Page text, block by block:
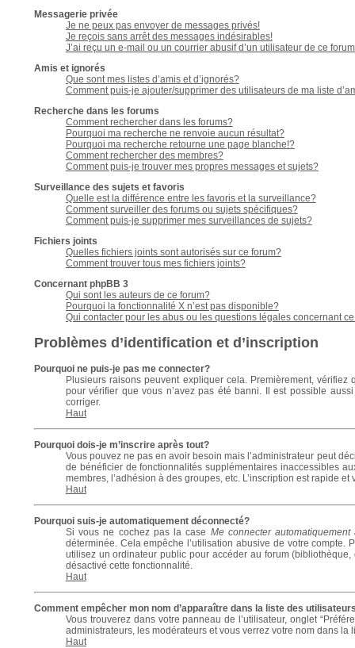
Messagerie privée
Je ne peux pas envoyer de messages privés!
Je reçois sans arrêt des messages indésirables!
J’ai reçu un e-mail ou un courrier abusif d’un utilisateur de ce
Amis et ignorés
Que sont mes listes d’amis et d’ignorés?
Comment puis-je ajouter/supprimer des utilisateurs de ma liste
Recherche dans les forums
Comment rechercher dans les forums?
Pourquoi ma recherche ne renvoie aucun résultat?
Pourquoi ma recherche retourne une page blanche!?
Comment rechercher des membres?
Comment puis-je trouver mes propres messages et sujets?
Surveillance des sujets et favoris
Quelle est la différence entre les favoris et la surveillance?
Comment surveiller des forums ou sujets spécifiques?
Comment puis-je supprimer mes surveillances de sujets?
Fichiers joints
Quelles fichiers joints sont autorisés sur ce forum?
Comment trouver tous mes fichiers joints?
Concernant phpBB 3
Qui sont les auteurs de ce forum?
Pourquoi la fonctionnalité X n’est pas disponible?
Qui contacter pour les abus ou les questions légales concernant
Problèmes d’identification et d’inscription
Pourquoi ne puis-je pas me connecter?
Plusieurs raisons peuvent expliquer cela. Premièrement, vérifiez
pour vérifier que vous n’avez pas été banni. Il est possible
corriger.
Haut
Pourquoi dois-je m’inscrire après tout?
Vous pouvez ne pas en avoir besoin mais l’administrateur peut
de bénéficier de fonctionnalités supplémentaires inaccessibles
membres, l’adhésion à des groupes, etc. L’inscription est rapide et
Haut
Pourquoi suis-je automatiquement déconnecté?
Si vous ne cochez pas la case Me connecter
déterminée. Cela empêche l’utilisation abusive de votre compte.
utilisez un ordinateur public pour accéder au forum
désactivé cette fonctionnalité.
Haut
Comment empêcher mon nom d’apparaître dans la liste des
Vous trouverez dans votre panneau de l’utilisateur, onglet
administrateurs, les modérateurs et vous verrez votre nom dans
Haut